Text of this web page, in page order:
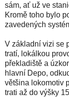
sám, ať už ve
Kromě toho bylo
zavedených
V základní vizi se
tratí, lokálkou
překladiště a
hlavní Depo,
většina lokomotiv
trati až do výšky